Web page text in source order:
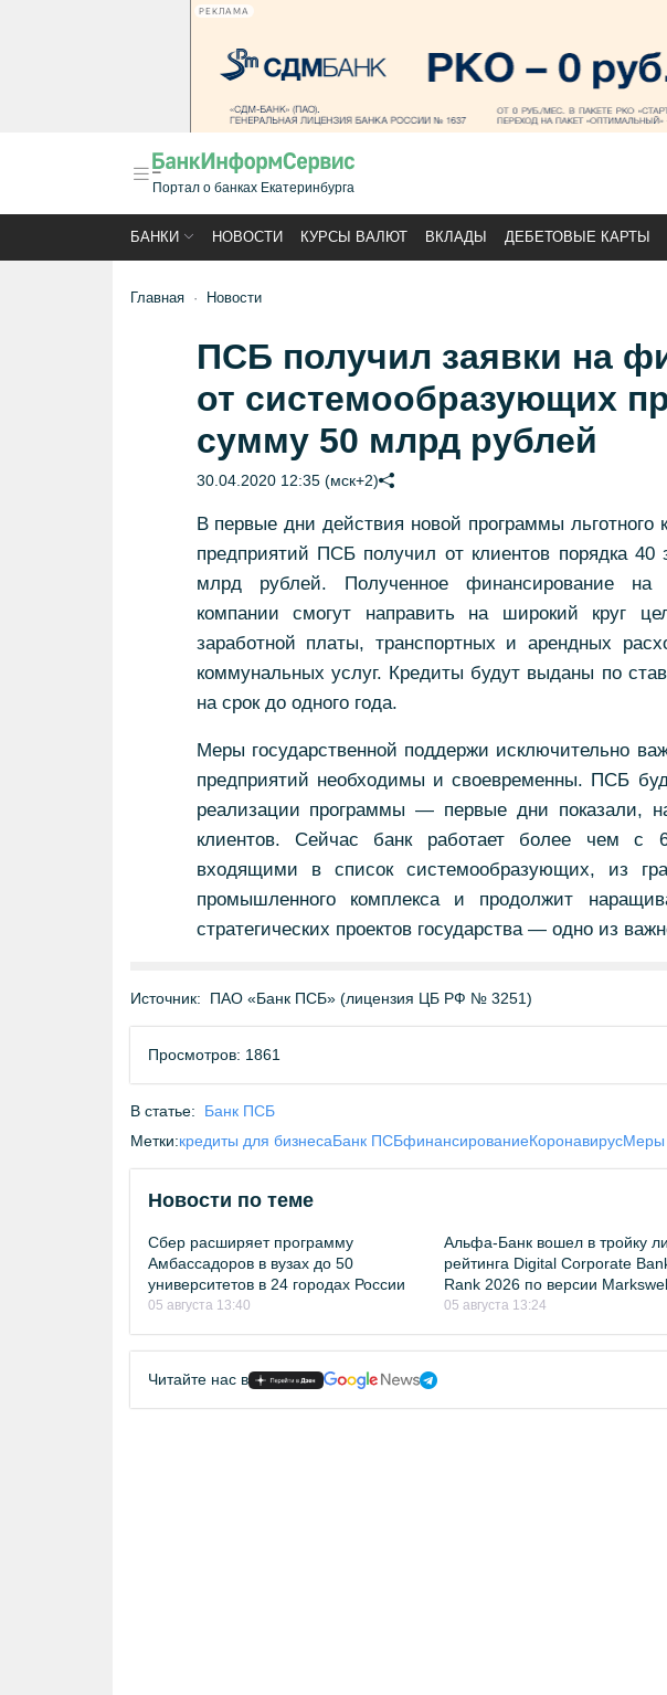
РЕКЛАМА
Портал о банках Екатеринбурга
БАНКИ НОВОСТИ КУРСЫ ВАЛЮТ ВКЛАДЫ ДЕБЕТОВЫЕ КАРТЫ
Главная Новости
ПСБ получил заявки на
от системообразующих
сумму 50 млрд рублей
30.04.2020 12:35 (мск+2)
В первые дни действия новой программы льготного
предприятий ПСБ получил от клиентов порядка
млрд рублей. Полученное финансирование на
компании смогут направить на широкий круг
заработной платы, транспортных и арендных
коммунальных услуг. Кредиты будут выданы по
на срок до одного года.
Меры государственной поддержи исключительно
предприятий необходимы и своевременны. ПСБ
реализации программы — первые дни показали,
клиентов. Сейчас банк работает более чем с
входящими в список системообразующих, из
промышленного комплекса и продолжит
стратегических проектов государства — одно из
Источник: ПАО «Банк ПСБ» (лицензия ЦБ РФ № 3251)
Просмотров: 1861
В статье:
Банк ПСБ
Метки:кредиты для бизнесаБанк ПСБфинансированиеКоронавирусМеры
Новости по теме
Сбер расширяет программу
Амбассадоров в вузах до 50
университетов в 24 городах России
05 августа 13:40
Альфа-Банк вошел в тройку
рейтинга Digital Corporate
Rank 2026 по версии
05 августа 13:24
Читайте нас в